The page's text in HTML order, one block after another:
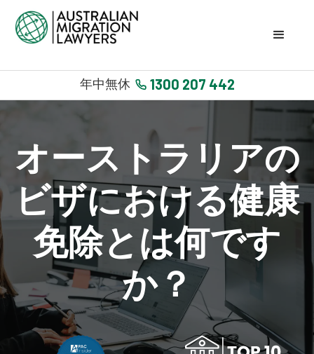
年中無休 1300 207 442
オーストラリアの
ビザにおける健康
免除とは何です
か？